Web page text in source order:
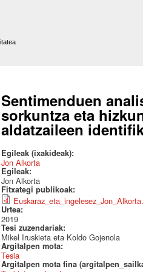
Sentimenduen
sorkuntza eta
aldatzaileen
Egileak (ixakideak):
Jon Alkorta
Egileak:
Jon Alkorta
Fitxategi publikoak:
Urtea:
2019
Tesi zuzendariak:
Mikel Iruskieta eta Koldo Gojenola
Argitalpen mota:
Tesia
Argitalpen mota fina